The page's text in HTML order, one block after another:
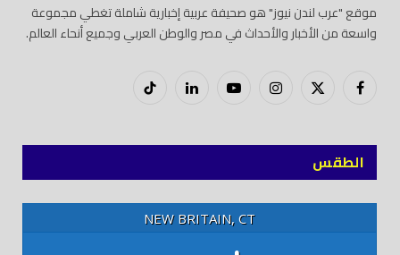
موقع "عرب لندن نيوز" هو صحيفة عربية إخبارية شاملة تغطي مجموعة
واسعة من الأخبار والأحداث في مصر والوطن العربي وجميع أنحاء العالم.
فيسبوكX
إنستغراميوتيوب لينكدود
تيك
الطقس
NEW BRITAIN, CT